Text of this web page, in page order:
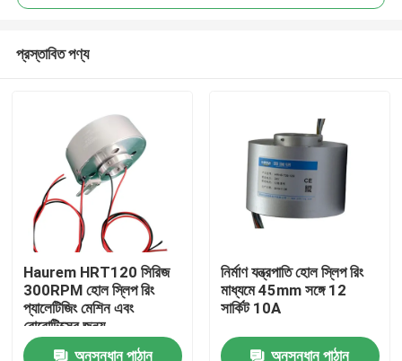
বাড়ি
প্রস্তাবিত পণ্য
Haurem HRT120 সিরিজ
300RPM হোল স্লিপ রিং
প্যালেটিজিং মেশিন এবং
রোবোটিক্সের জন্য
অনুসন্ধান পাঠান
নির্মাণ যন্ত্রপাতি হোল স্লিপ রিং
মাধ্যমে 45mm সঙ্গে 12
সার্কিট 10A
অনুসন্ধান পাঠান